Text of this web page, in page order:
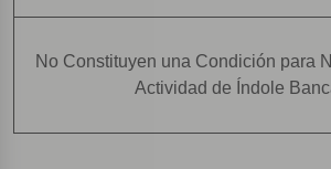
No Constituyen una Condición para
Actividad de Índole